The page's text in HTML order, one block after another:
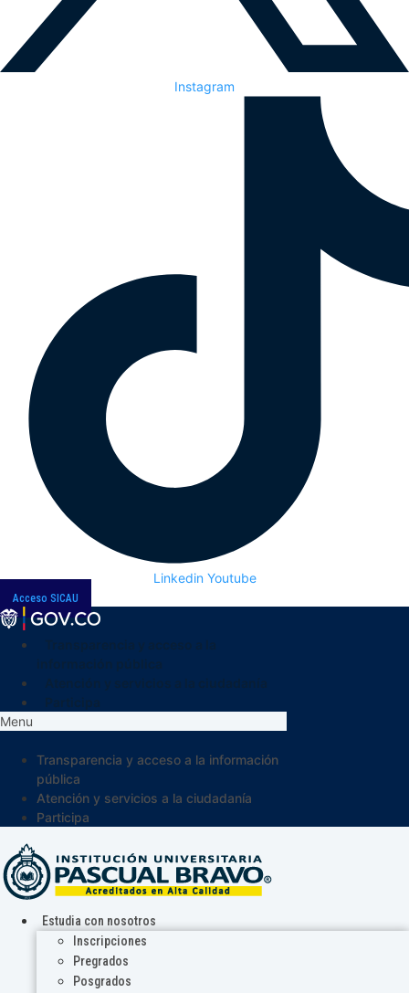
Instagram
Linkedin Youtube
Acceso SICAU
Menu
Transparencia y acceso a la información
pública
Atención y servicios a la ciudadanía
Participa
Estudia con nosotros
Inscripciones
Pregrados
Posgrados